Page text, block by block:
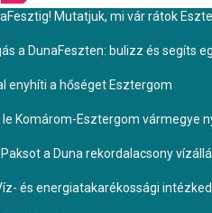
Mutatjuk, mi vár rátok
a DunaFeszten: bulizz és segíts
enyhíti a hőséget Esztergom
Komárom-Esztergom vármegye
a Duna rekordalacsony
és energiatakarékossági